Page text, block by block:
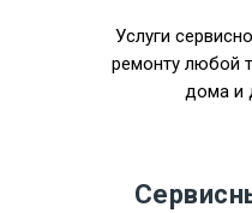
Услуги
ремонту любой
дома и